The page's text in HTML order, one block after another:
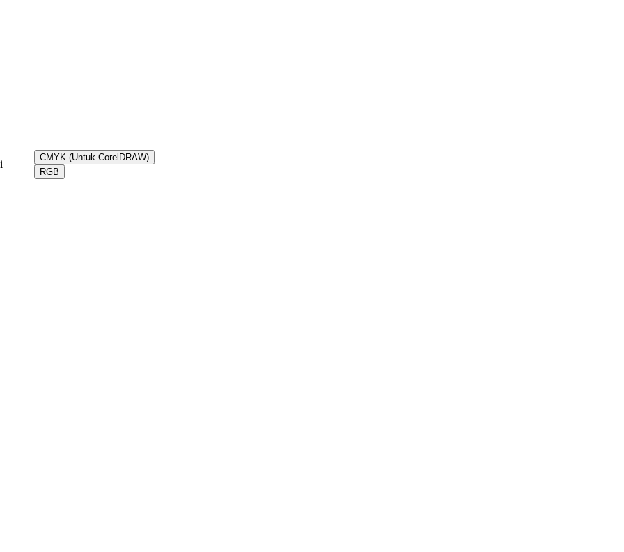
CMYK (Untuk CorelDRAW)
RGB